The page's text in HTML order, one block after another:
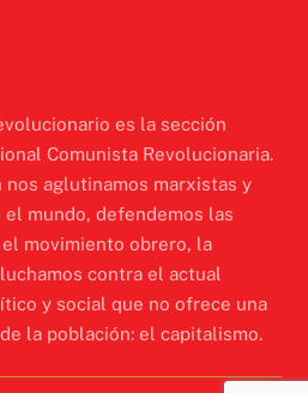
es la sección
Comunista Revolucionaria.
nos aglutinamos marxistas y
mundo, defendemos las
movimiento obrero, la
contra el actual
y social que no ofrece una
la población: el capitalismo.